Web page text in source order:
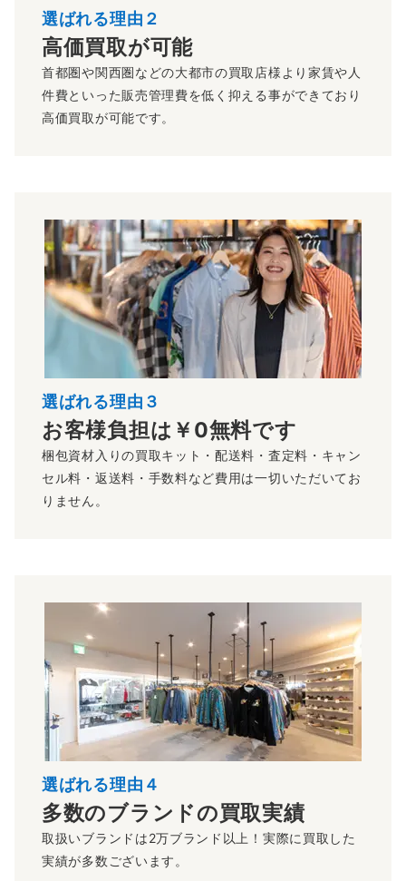
選ばれる理由２
高価買取が可能
首都圏や関西圏などの大都市の買取店様より家賃や人
件費といった販売管理費を低く抑える事ができており
高価買取が可能です。
選ばれる理由３
お客様負担は￥0無料です
梱包資材入りの買取キット・配送料・査定料・キャン
セル料・返送料・手数料など費用は一切いただいてお
りません。
選ばれる理由４
多数のブランドの買取実績
取扱いブランドは2万ブランド以上！実際に買取した
実績が多数ございます。